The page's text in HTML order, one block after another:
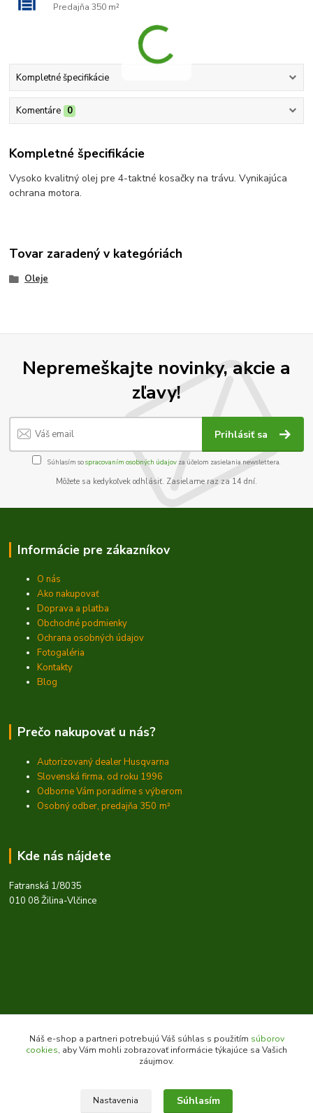
Predajňa 350 m²
Kompletné špecifikácie
Komentáre 0
Kompletné špecifikácie
Vysoko kvalitný olej pre 4-taktné kosačky na trávu. Vynikajúca
ochrana motora.
Tovar zaradený v kategóriách
Oleje
Nepremeškajte novinky, akcie a
zľavy!
Prihlásiť sa
Súhlasím sospracovaním osobných údajov za účelom zasielania newslettera.
Môžete sa kedykoľvek odhlásiť. Zasielame raz za 14 dní.
Informácie pre zákazníkov
O nás
Ako nakupovať
Doprava a platba
Obchodné podmienky
Ochrana osobných údajov
Fotogaléria
Kontakty
Blog
Prečo nakupovať u nás?
Autorizovaný dealer Husqvarna
Slovenská firma, od roku 1996
Odborne Vám poradíme s výberom
Osobný odber, predajňa 350 m²
Kde nás nájdete
Fatranská 1/8035
010 08 Žilina-Vlčince
Kontakty
Náš e-shop a partneri potrebujú Váš súhlas s použitím súborov
cookies, aby Vám mohli zobrazovať informácie týkajúce sa Vašich
záujmov.
Nastavenia Súhlasím